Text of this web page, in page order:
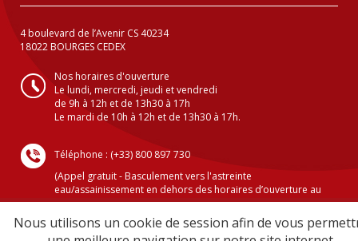
4 boulevard de l’Avenir CS 40234
18022 BOURGES CEDEX
Nos horaires d'ouverture
Le lundi, mercredi, jeudi et vendredi
de 9h à 12h et de 13h30 à 17h
Le mardi de 10h à 12h et de 13h30 à 17h.
Téléphone : (+33) 800 897 730
(Appel gratuit - Basculement vers l'astreinte
eau/assainissement en dehors des horaires d’ouverture au
public )
Nous utilisons un cookie de session afin de vous